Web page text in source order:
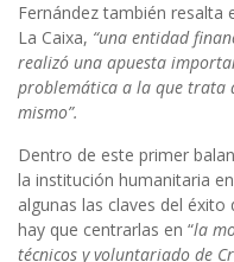
Fernández también resalta
La Caixa, “una entidad
realizó una apuesta
problemática a la que trata
mismo”.
Dentro de este primer
la institución humanitaria
algunas las claves del
hay que centrarlas en “la
técnicos y voluntariado de